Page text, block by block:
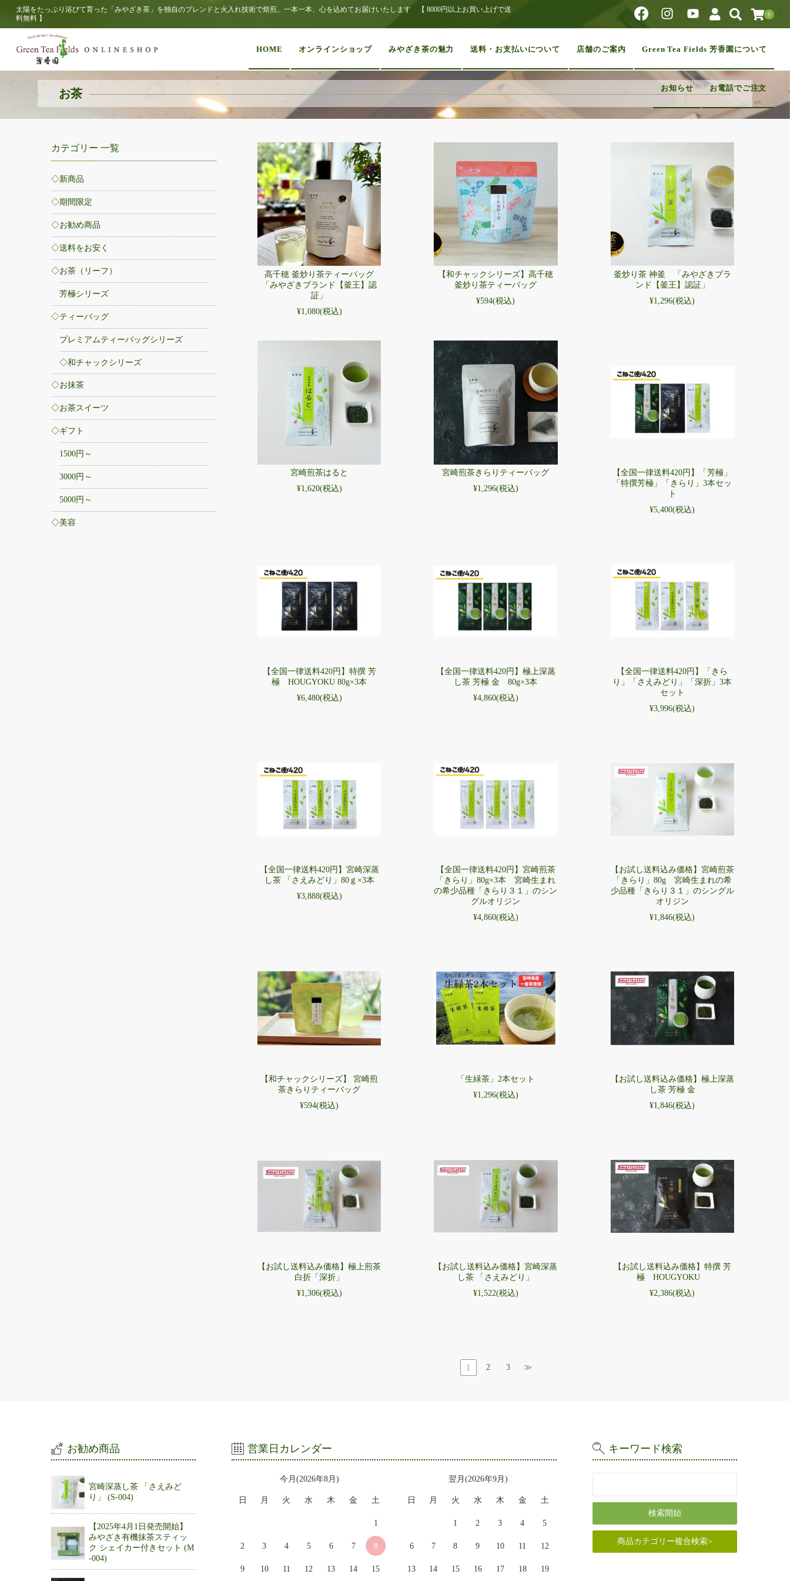
0
HOME オンラインショップ みやざき茶の魅力 送料・お支払いについて 店舗のご案内 Green Tea Fields 芳香園について
お知らせ お電話でご注文
太陽をたっぷり浴びて育った「みやざき茶」を独自のブレンドと火入れ技術で焙煎。一本一本、心を込めてお届けいたします 【 8000円以上お買い上げで送
料無料 】
お茶
高千穂 釜炒り茶ティーバッグ
「みやざきブランド【釜王】認
証」
¥1,080(税込)
【和チャックシリーズ】高千穂
釜炒り茶ティーバッグ
¥594(税込)
釜炒り茶 神釜 「みやざきブラ
ンド【釜王】認証」
¥1,296(税込)
宮崎煎茶はると
¥1,620(税込)
宮崎煎茶きらりティーバッグ
¥1,296(税込)
【全国一律送料420円】「芳極」
「特撰芳極」「きらり」3本セッ
ト
¥5,400(税込)
【全国一律送料420円】特撰 芳
極 HOUGYOKU 80g×3本
¥6,480(税込)
【全国一律送料420円】極上深蒸
し茶 芳極 金 80g×3本
¥4,860(税込)
【全国一律送料420円】「きら
り」「さえみどり」「深折」3本
セット
¥3,996(税込)
【全国一律送料420円】宮崎深蒸
し茶 「さえみどり」80ｇ×3本
¥3,888(税込)
【全国一律送料420円】宮崎煎茶
「きらり」80g×3本 宮崎生まれ
の希少品種「きらり３１」のシン
グルオリジン
¥4,860(税込)
【お試し送料込み価格】宮崎煎茶
「きらり」80g 宮崎生まれの希
少品種「きらり３１」のシングル
オリジン
¥1,846(税込)
【和チャックシリーズ】 宮崎煎
茶きらりティーバッグ
¥594(税込)
「生緑茶」2本セット
¥1,296(税込)
【お試し送料込み価格】極上深蒸
し茶 芳極 金
¥1,846(税込)
【お試し送料込み価格】極上煎茶
白折「深折」
¥1,306(税込)
【お試し送料込み価格】宮崎深蒸
し茶 「さえみどり」
¥1,522(税込)
【お試し送料込み価格】特撰 芳
極 HOUGYOKU
¥2,386(税込)
1 2 3 ≫
カテゴリー 一覧
◇新商品
◇期間限定
◇お勧め商品
◇送料をお安く
◇お茶（リーフ）
芳極シリーズ
◇ティーバッグ
プレミアムティーバッグシリーズ
◇和チャックシリーズ
◇お抹茶
◇お茶スイーツ
◇ギフト
1500円～
3000円～
5000円～
◇美容
お勧め商品
宮崎深蒸し茶 「さえみど
り」 (S-004)
【2025年4月1日発売開始】
みやざき有機抹茶スティッ
ク シェイカー付きセット (M
-004)
営業日カレンダー
今月(2026年8月)
日 月 火 水 木 金 土
1
2 3 4 5 6 7 8
9 10 11 12 13 14 15
翌月(2026年9月)
日 月 火 水 木 金 土
1 2 3 4 5
6 7 8 9 10 11 12
13 14 15 16 17 18 19
キーワード検索
商品カテゴリー複合検索>